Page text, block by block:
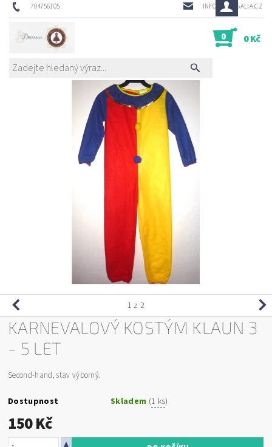
704756105 INFO@DRESSALIA.CZ
0 0 Kč
1 z 2
KARNEVALOVÝ KOSTÝM KLAUN 3
- 5 LET
Second-hand, stav výborný.
Dostupnost Skladem (1 ks)
150 Kč